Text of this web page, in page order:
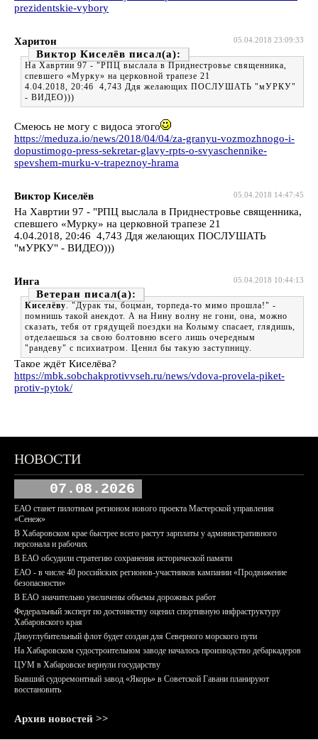
prezidentskie-vybory
05.04.2018 23:09:33
Харитон
Виктор Киселёв
На Хавртии 97 - "РПЦ выслала в Приднестровье священника,
спевшего «Мурку» на церковной трапезе 21
4.04.2018, 20:46 4,743 Ддя желающих ПОСЛУШАТЬ "мУРКУ"
- ВИДЕО)))
Смеюсь не могу с видоса этого
https://meduza.io/news/2018/04/04/za-granyu-vozmozhnogo-i-
dopustimogo-press-sekretar-glavy-rpts-o-svyaschennike-
spevshem-murku-v-trapeznoy-hrama
05.04.2018 14:47:45
Виктор Киселёв
На Хавртии 97 - "РПЦ выслала в Приднестровье священника,
спевшего «Мурку» на церковной трапезе 21
4.04.2018, 20:46 4,743 Ддя желающих ПОСЛУШАТЬ
"мУРКУ" - ВИДЕО)))
05.04.2018 10:44:13
Инга
Ветеран
Киселёву. "Дурак ты, боцман, торпеда-то мимо прошла!" -
помнишь такой анекдот. А на Нину волну не гони, она, можно
сказать, тебя от грядущей поездки на Колыму спасает, глядишь,
отделаешься за свою болтовню всего лишь очередным
"рандеву" с психиатром. Ценил бы такую заступницу.
Такое ждёт Киселёва?
https://mbk.sobchakprotivvseh.ru/news/vdova-provela-piket-
protiv-pytok/
НОВОСТИ
07.08.2026
ЕАО станет пилотным регионом нового проекта Мастерской управления
«Сенеж»
В Хабаровском крае быстрее всего растут зарплаты у административного
персонала и рабочих
В ЕАО обсудили стратегию сохранения исторической памяти
ЕАО - в числе 40 российских регионов-участников кампании «Продвижение
безопасности»
В ЕАО значительно увеличены объемы дорожных работ
Федеральный эксперт по достоинству оценил спортивную инфраструктуру
Хабаровского края
Дноуглубительный флот будет создан для Северного морского пути
На Хабаровском судостроительном заводе началось производство дебаркадеров
ЦУМ в Хабаровске вернули государству
Бывший судоремонтный завод «Якорь» в Советской Гавани планируют
восстановить
Архив новостей >>